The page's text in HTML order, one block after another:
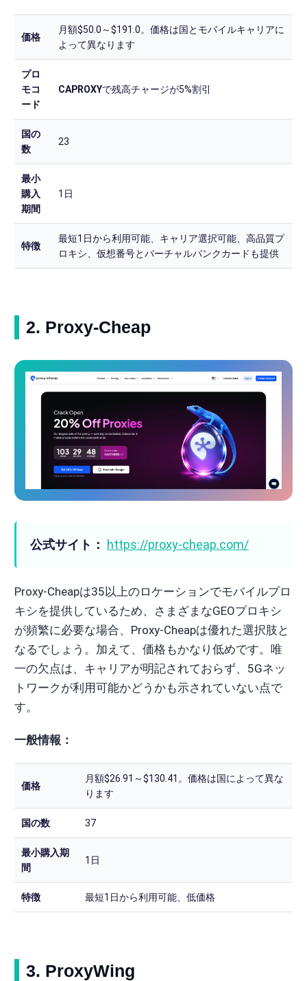
価格
月額$50.0～$191.0。価格は国とモバイルキャリアに
よって異なります
プロ
モコ
ード
CAPROXYで残高チャージが5%割引
国の
数
23
最小
購入
期間
1日
特徴
最短1日から利用可能、キャリア選択可能、高品質プ
ロキシ、仮想番号とバーチャルバンクカードも提供
2. Proxy-Cheap
公式サイト： https://proxy-cheap.com/
Proxy-Cheapは35以上のロケーションでモバイルプロ
キシを提供しているため、さまざまなGEOプロキシ
が頻繁に必要な場合、Proxy-Cheapは優れた選択肢と
なるでしょう。加えて、価格もかなり低めです。唯
一の欠点は、キャリアが明記されておらず、5Gネッ
トワークが利用可能かどうかも示されていない点で
す。
一般情報：
価格
月額$26.91～$130.41。価格は国によって異な
ります
国の数 37
最小購入期
間
1日
特徴 最短1日から利用可能、低価格
3. ProxyWing